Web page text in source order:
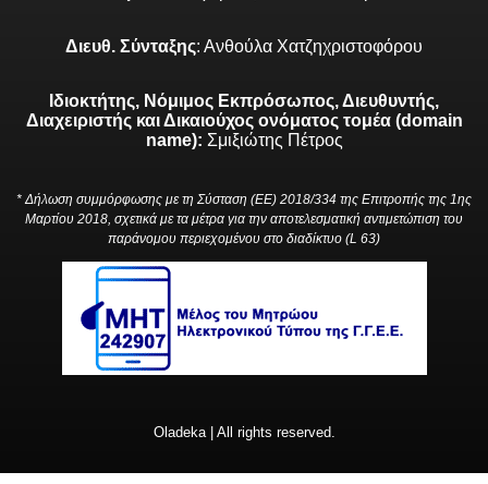
Διευθ. Σύνταξης: Ανθούλα Χατζηχριστοφόρου
Ιδιοκτήτης, Νόμιμος Εκπρόσωπος, Διευθυντής,
Διαχειριστής και Δικαιούχος ονόματος τομέα (domain
name): Σμιξιώτης Πέτρος
* Δήλωση συμμόρφωσης με τη Σύσταση (ΕΕ) 2018/334 της Επιτροπής της 1ης
Μαρτίου 2018, σχετικά με τα μέτρα για την αποτελεσματική αντιμετώπιση του
παράνομου περιεχομένου στο διαδίκτυο (L 63)
Oladeka | All rights reserved.